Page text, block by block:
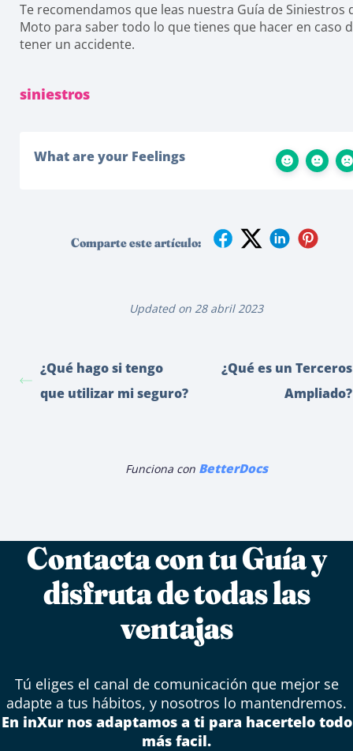
Te recomendamos que leas nuestra Guía de Siniestros
Moto para saber todo lo que tienes que hacer en caso
tener un accidente.
siniestros
What are your Feelings
Comparte este artículo:
Updated on 28 abril 2023
¿Qué hago si tengo
que utilizar mi seguro?
¿Qué es un Terceros
Ampliado?
Funciona con BetterDocs
Contacta con tu Guía y
disfruta de todas las
ventajas
Tú eliges el canal de comunicación que mejor se
adapte a tus hábitos, y nosotros lo mantendremos.
En inXur nos adaptamos a ti para hacertelo todo
más facil.